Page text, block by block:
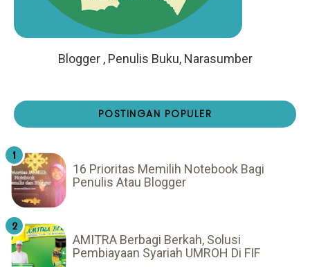
Blogger , Penulis Buku, Narasumber
POSTINGAN POPULER
16 Prioritas Memilih Notebook Bagi
Penulis Atau Blogger
AMITRA Berbagi Berkah, Solusi
Pembiayaan Syariah UMROH Di FIF